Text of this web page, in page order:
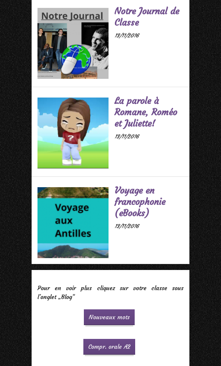
Notre Journal de
Classe
13/11/2016
La parole à
Romane, Roméo
et Juliette!
13/11/2016
Voyage en
francophonie
(eBooks)
13/11/2016
Pour en voir plus cliquez sur votre classe sous
l’onglet „Blog“
Nouveaux mots
Compr. orale A2